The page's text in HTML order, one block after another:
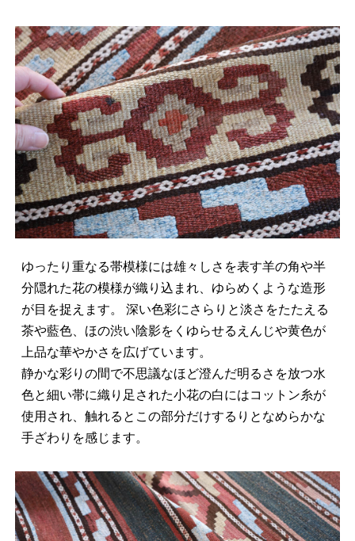
ゆったり重なる帯模様には雄々しさを表す羊の角や半
分隠れた花の模様が織り込まれ、ゆらめくような造形
が目を捉えます。 深い色彩にさらりと淡さをたたえる
茶や藍色、ほの渋い陰影をくゆらせるえんじや黄色が
上品な華やかさを広げています。
静かな彩りの間で不思議なほど澄んだ明るさを放つ水
色と細い帯に織り足された小花の白にはコットン糸が
使用され、触れるとこの部分だけするりとなめらかな
手ざわりを感じます。